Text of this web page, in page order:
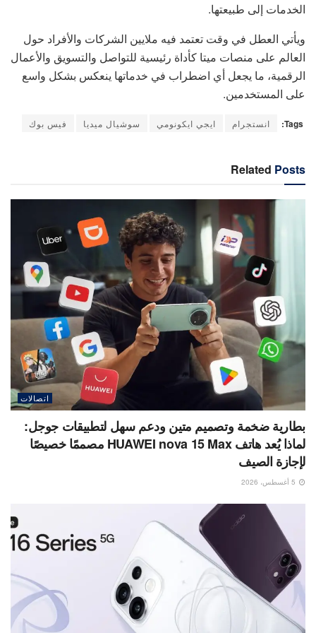
الخدمات إلى طبيعتها.
ويأتي العطل في وقت تعتمد فيه ملايين الشركات والأفراد حول
العالم على منصات ميتا كأداة رئيسية للتواصل والتسويق والأعمال
الرقمية، ما يجعل أي اضطراب في خدماتها ينعكس بشكل واسع
على المستخدمين.
Tags: انستجرام ايجي ايكونومي سوشيال ميديا فيس بوك
Related Posts
اتصالات
بطارية ضخمة وتصميم متين ودعم سهل لتطبيقات جوجل:
لماذا يُعد هاتف HUAWEI nova 15 Max مصممًا خصيصًا
لإجازة الصيف